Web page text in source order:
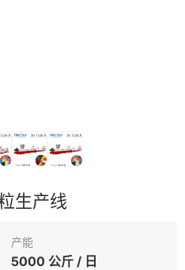
生产线
产能
5000 公斤 / 日